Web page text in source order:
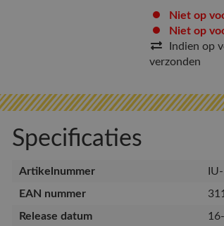
Niet op
Niet op
Indien op
verzonden
Specificaties
Artikelnummer
EAN nummer
Release datum